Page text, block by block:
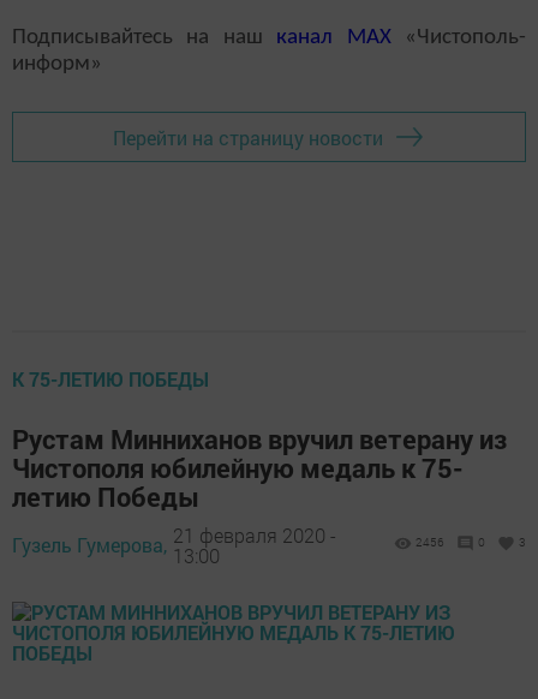
Подписывайтесь на наш канал MAX«Чистополь-
информ»
Перейти на страницу новости
К 75-ЛЕТИЮ ПОБЕДЫ
Рустам Минниханов вручил ветерану из
Чистополя юбилейную медаль к 75-
летию Победы
Гузель Гумерова, 21 февраля 2020 -
13:00
2456 0 3